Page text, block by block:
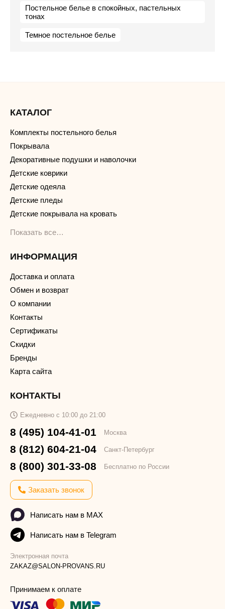
Постельное белье в спокойных, пастельных
тонах
Темное постельное белье
КАТАЛОГ
Комплекты постельного белья
Покрывала
Декоративные подушки и наволочки
Детские коврики
Детские одеяла
Детские пледы
Детские покрывала на кровать
Показать все…
ИНФОРМАЦИЯ
Доставка и оплата
Обмен и возврат
О компании
Контакты
Сертификаты
Скидки
Бренды
Карта сайта
КОНТАКТЫ
Ежедневно с 10:00 до 21:00
8 (495) 104-41-01 Москва
8 (812) 604-21-04 Санкт-Петербург
8 (800) 301-33-08 Бесплатно по России
Заказать звонок
Написать нам в MAX
Написать нам в Telegram
Электронная почта
ZAKAZ@SALON-PROVANS.RU
Принимаем к оплате